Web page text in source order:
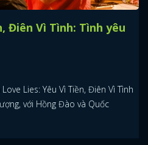
Điên Vì Tình: Tình yêu
Lies: Yêu Vì Tiền, Điên Vì Tình
với Hồng Đào và Quốc